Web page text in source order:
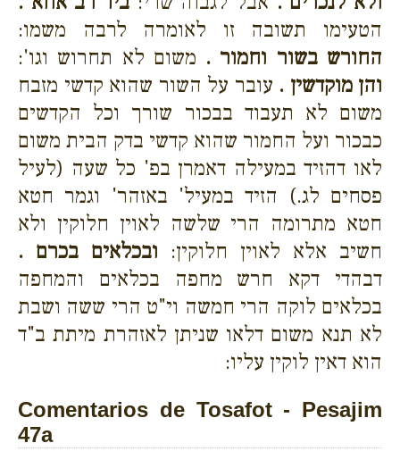
הטעימו תשובה זו לאומרה לרבה משמו:
החורש בשור וחמור . משום לא תחרוש וגו':
והן מוקדשין . עובר על השור שהוא קדשי מזבח
משום לא תעבוד בבכור שורך וכל הקדשים
כבכור ועל החמור שהוא קדשי בדק הבית משום
לאו דהזיד במעילה דאמרן בפ' כל שעה (לעיל
פסחים לג.) הזיד במעיל' באזהר' וגמר חטא
חטא מתרומה הרי שלשה לאוין חלוקין ולא
חשיב אלא לאוין חלוקין: ובכלאים בכרם .
דבהדי דקא חרש מחפה בכלאים והמחפה
בכלאים לוקה הרי חמשה וי"ט הרי ששה ושבת
לא תנא משום דלאו שניתן לאזהרת מיתת ב"ד
הוא דאין לוקין עליו:
Comentarios de Tosafot - Pesajim
47a